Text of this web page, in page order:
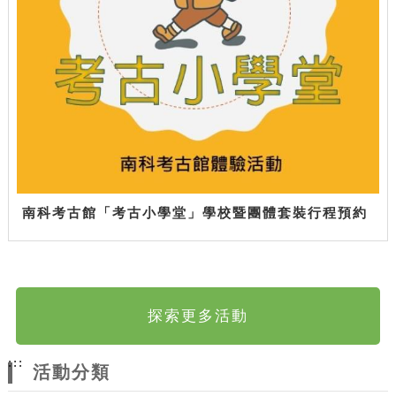
南科考古館「考古小學堂」學校暨團體套裝行程預約
探索更多活動
:::
活動分類